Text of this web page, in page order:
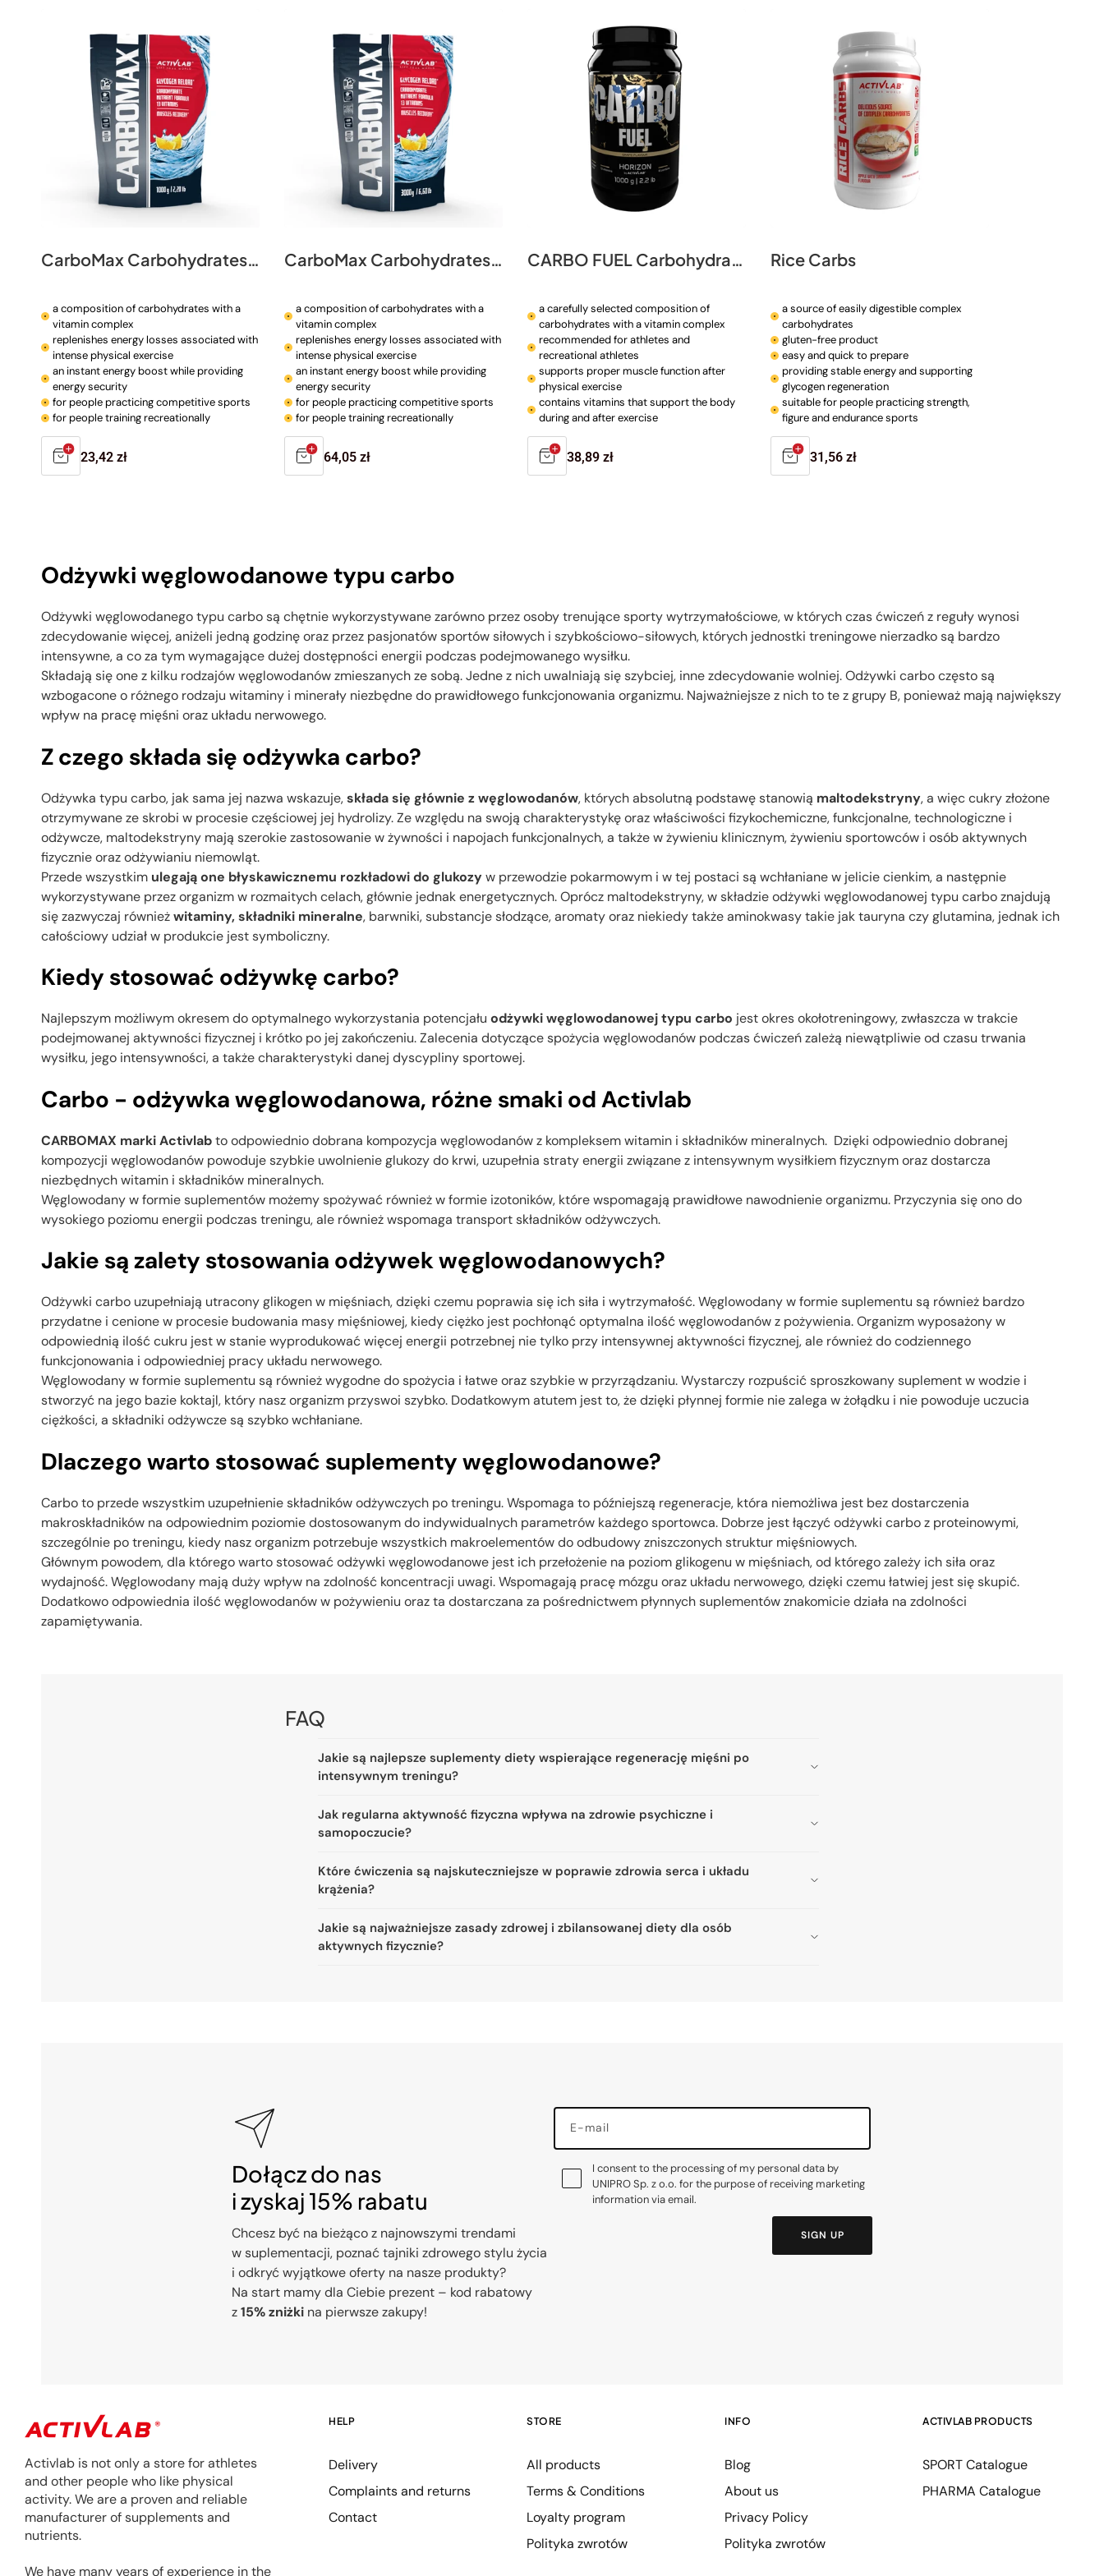
CarboMax Carbohydrates 1000 g
a composition of carbohydrates with a
vitamin complex
replenishes energy losses associated with
intense physical exercise
an instant energy boost while providing
energy security
for people practicing competitive sports
for people training recreationally
Regular
23,42 zł
CarboMax Carbohydrates 3000 g
a composition of carbohydrates with a
vitamin complex
replenishes energy losses associated with
intense physical exercise
an instant energy boost while providing
energy security
for people practicing competitive sports
for people training recreationally
Regular
64,05 zł
CARBO FUEL Carbohydrates with a vitamin complex
a carefully selected composition of
carbohydrates with a vitamin complex
recommended for athletes and
recreational athletes
supports proper muscle function after
physical exercise
contains vitamins that support the body
during and after exercise
Regular
38,89 zł
Rice Carbs
a source of easily digestible complex
carbohydrates
gluten-free product
easy and quick to prepare
providing stable energy and supporting
glycogen regeneration
suitable for people practicing strength,
figure and endurance sports
Regular
31,56 zł
Odżywki węglowodanowe typu carbo
Odżywki węglowodanego typu carbo są chętnie wykorzystywane zarówno przez osoby trenujące sporty wytrzymałościowe, w których czas ćwiczeń z reguły wynosi
zdecydowanie więcej, aniżeli jedną godzinę oraz przez pasjonatów sportów siłowych i szybkościowo-siłowych, których jednostki treningowe nierzadko są bardzo
intensywne, a co za tym wymagające dużej dostępności energii podczas podejmowanego wysiłku.
Składają się one z kilku rodzajów węglowodanów zmieszanych ze sobą. Jedne z nich uwalniają się szybciej, inne zdecydowanie wolniej. Odżywki carbo często są
wzbogacone o różnego rodzaju witaminy i minerały niezbędne do prawidłowego funkcjonowania organizmu. Najważniejsze z nich to te z grupy B, ponieważ mają największy
wpływ na pracę mięśni oraz układu nerwowego.
Z czego składa się odżywka carbo?
Odżywka typu carbo, jak sama jej nazwa wskazuje,składa się głównie z węglowodanów, których absolutną podstawę stanowią maltodekstryny, a więc cukry złożone
otrzymywane ze skrobi w procesie częściowej jej hydrolizy. Ze względu na swoją charakterystykę oraz właściwości fizykochemiczne, funkcjonalne, technologiczne i
odżywcze, maltodekstryny mają szerokie zastosowanie w żywności i napojach funkcjonalnych, a także w żywieniu klinicznym, żywieniu sportowców i osób aktywnych
fizycznie oraz odżywianiu niemowląt.
Przede wszystkim ulegają one błyskawicznemu rozkładowi do glukozyw przewodzie pokarmowym i w tej postaci są wchłaniane w jelicie cienkim, a następnie
wykorzystywane przez organizm w rozmaitych celach, głównie jednak energetycznych. Oprócz maltodekstryny, w składzie odżywki węglowodanowej typu carbo znajdują
się zazwyczaj równieżwitaminy, składniki mineralne, barwniki, substancje słodzące, aromaty oraz niekiedy także aminokwasy takie jak tauryna czy glutamina, jednak ich
całościowy udział w produkcie jest symboliczny.
Kiedy stosować odżywkę carbo?
Najlepszym możliwym okresem do optymalnego wykorzystania potencjału odżywki węglowodanowej typu carbo jest okres okołotreningowy, zwłaszcza w trakcie
podejmowanej aktywności fizycznej i krótko po jej zakończeniu. Zalecenia dotyczące spożycia węglowodanów podczas ćwiczeń zależą niewątpliwie od czasu trwania
wysiłku, jego intensywności, a także charakterystyki danej dyscypliny sportowej.
Carbo - odżywka węglowodanowa, różne smaki od Activlab
CARBOMAX marki Activlabto odpowiednio dobrana kompozycja węglowodanów z kompleksem witamin i składników mineralnych. Dzięki odpowiednio dobranej
kompozycji węglowodanów powoduje szybkie uwolnienie glukozy do krwi, uzupełnia straty energii związane z intensywnym wysiłkiem fizycznym oraz dostarcza
niezbędnych witamin i składników mineralnych.
Węglowodany w formie suplementów możemy spożywać również w formie izotoników, które wspomagają prawidłowe nawodnienie organizmu. Przyczynia się ono do
wysokiego poziomu energii podczas treningu, ale również wspomaga transport składników odżywczych.
Jakie są zalety stosowania odżywek węglowodanowych?
Odżywki carbo uzupełniają utracony glikogen w mięśniach, dzięki czemu poprawia się ich siła i wytrzymałość. Węglowodany w formie suplementu są również bardzo
przydatne i cenione w procesie budowania masy mięśniowej, kiedy ciężko jest pochłonąć optymalna ilość węglowodanów z pożywienia. Organizm wyposażony w
odpowiednią ilość cukru jest w stanie wyprodukować więcej energii potrzebnej nie tylko przy intensywnej aktywności fizycznej, ale również do codziennego
funkcjonowania i odpowiedniej pracy układu nerwowego.
Węglowodany w formie suplementu są również wygodne do spożycia i łatwe oraz szybkie w przyrządzaniu. Wystarczy rozpuścić sproszkowany suplement w wodzie i
stworzyć na jego bazie koktajl, który nasz organizm przyswoi szybko. Dodatkowym atutem jest to, że dzięki płynnej formie nie zalega w żołądku i nie powoduje uczucia
ciężkości, a składniki odżywcze są szybko wchłaniane.
Dlaczego warto stosować suplementy węglowodanowe?
Carbo to przede wszystkim uzupełnienie składników odżywczych po treningu. Wspomaga to późniejszą regeneracje, która niemożliwa jest bez dostarczenia
makroskładników na odpowiednim poziomie dostosowanym do indywidualnych parametrów każdego sportowca. Dobrze jest łączyć odżywki carbo z proteinowymi,
szczególnie po treningu, kiedy nasz organizm potrzebuje wszystkich makroelementów do odbudowy zniszczonych struktur mięśniowych.
Głównym powodem, dla którego warto stosować odżywki węglowodanowe jest ich przełożenie na poziom glikogenu w mięśniach, od którego zależy ich siła oraz
wydajność. Węglowodany mają duży wpływ na zdolność koncentracji uwagi. Wspomagają pracę mózgu oraz układu nerwowego, dzięki czemu łatwiej jest się skupić.
Dodatkowo odpowiednia ilość węglowodanów w pożywieniu oraz ta dostarczana za pośrednictwem płynnych suplementów znakomicie działa na zdolności
zapamiętywania.
FAQ
Jakie są najlepsze suplementy diety wspierające regenerację mięśni po
intensywnym treningu?
Jak regularna aktywność fizyczna wpływa na zdrowie psychiczne i
samopoczucie?
Które ćwiczenia są najskuteczniejsze w poprawie zdrowia serca i układu
krążenia?
Jakie są najważniejsze zasady zdrowej i zbilansowanej diety dla osób
aktywnych fizycznie?
Dołącz do nas
i zyskaj 15% rabatu
Chcesz być na bieżąco z najnowszymi trendami
w suplementacji, poznać tajniki zdrowego stylu życia
i odkryć wyjątkowe oferty na nasze produkty?
Na start mamy dla Ciebie prezent – kod rabatowy
z15% zniżki na pierwsze zakupy!
E-mail
I consent to the processing of my personal data by
UNIPRO Sp. z o.o. for the purpose of receiving marketing
information via email.
SIGN UP
Activlab is not only a store for athletes
and other people who like physical
activity. We are a proven and reliable
manufacturer of supplements and
nutrients.
We have many years of experience in the
HELP
Delivery
Complaints and returns
Contact
STORE
All products
Terms & Conditions
Loyalty program
Polityka zwrotów
INFO
Blog
About us
Privacy Policy
Polityka zwrotów
ACTIVLAB PRODUCTS
SPORT Catalogue
PHARMA Catalogue